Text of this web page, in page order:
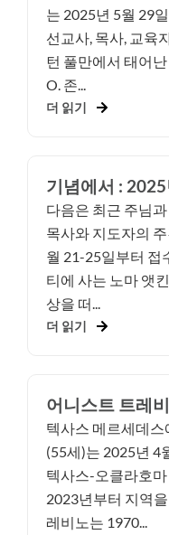
는 2025년 5월 29
선교사, 목사, 교육
턴 풀만에서 태어
O. 존...
더 읽기
기념에서 :
다음은 최근 주님
목사와 지도자의
월 21-25일부터 접
티에 사는 노마 앳
상을 떠...
더 읽기
어니스트 트레
텍사스 메르세데스
(55세)는 2025년 4
텍사스-오클라호
2023년부터 지역
레비노는 1970...